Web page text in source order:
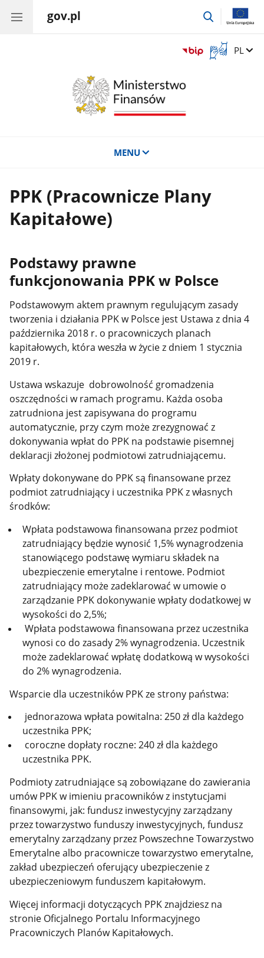
gov.pl
przejdź
Otwórz
okno
Zmień
PL
MENU
PPK (Pracownicze Plany
Kapitałowe)
Podstawy prawne
funkcjonowania PPK w Polsce
Podstawowym aktem prawnym regulującym zasady
tworzenia i działania PPK w Polsce jest Ustawa z dnia 4
października 2018 r. o pracowniczych planach
kapitałowych, która weszła w życie z dniem 1 stycznia
2019 r.
Ustawa wskazuje dobrowolność gromadzenia
oszczędności w ramach programu. Każda osoba
zatrudniona jest zapisywana do programu
automatycznie, przy czym może zrezygnować z
dokonywania wpłat do PPK na podstawie pisemnej
deklaracji złożonej podmiotowi zatrudniającemu.
Wpłaty dokonywane do PPK są finansowane przez
podmiot zatrudniający i uczestnika PPK z własnych
środków:
Wpłata podstawowa finansowana przez podmiot
zatrudniający będzie wynosić 1,5% wynagrodzenia
stanowiącego podstawę wymiaru składek na
ubezpieczenie emerytalne i rentowe. Podmiot
zatrudniający może zadeklarować w umowie o
zarządzanie PPK dokonywanie wpłaty dodatkowej w
wysokości do 2,5%;
Wpłata podstawowa finansowana przez uczestnika
wynosi co do zasady 2% wynagrodzenia. Uczestnik
może zadeklarować wpłatę dodatkową w wysokości
do 2% wynagrodzenia.
Wsparcie dla uczestników PPK ze strony państwa:
jednorazowa wpłata powitalna: 250 zł dla każdego
uczestnika PPK;
coroczne dopłaty roczne: 240 zł dla każdego
uczestnika PPK.
Podmioty zatrudniające są zobowiązane do zawierania
umów PPK w imieniu pracowników z instytucjami
finansowymi, jak: fundusz inwestycyjny zarządzany
przez towarzystwo funduszy inwestycyjnych, fundusz
emerytalny zarządzany przez Powszechne Towarzystwo
Emerytalne albo pracownicze towarzystwo emerytalne,
zakład ubezpieczeń oferujący ubezpieczenie z
ubezpieczeniowym funduszem kapitałowym.
Więcej informacji dotyczących PPK znajdziesz na
stronie Oficjalnego Portalu Informacyjnego
Pracowniczych Planów Kapitałowych.